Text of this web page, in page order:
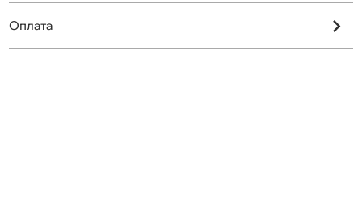
Оплата